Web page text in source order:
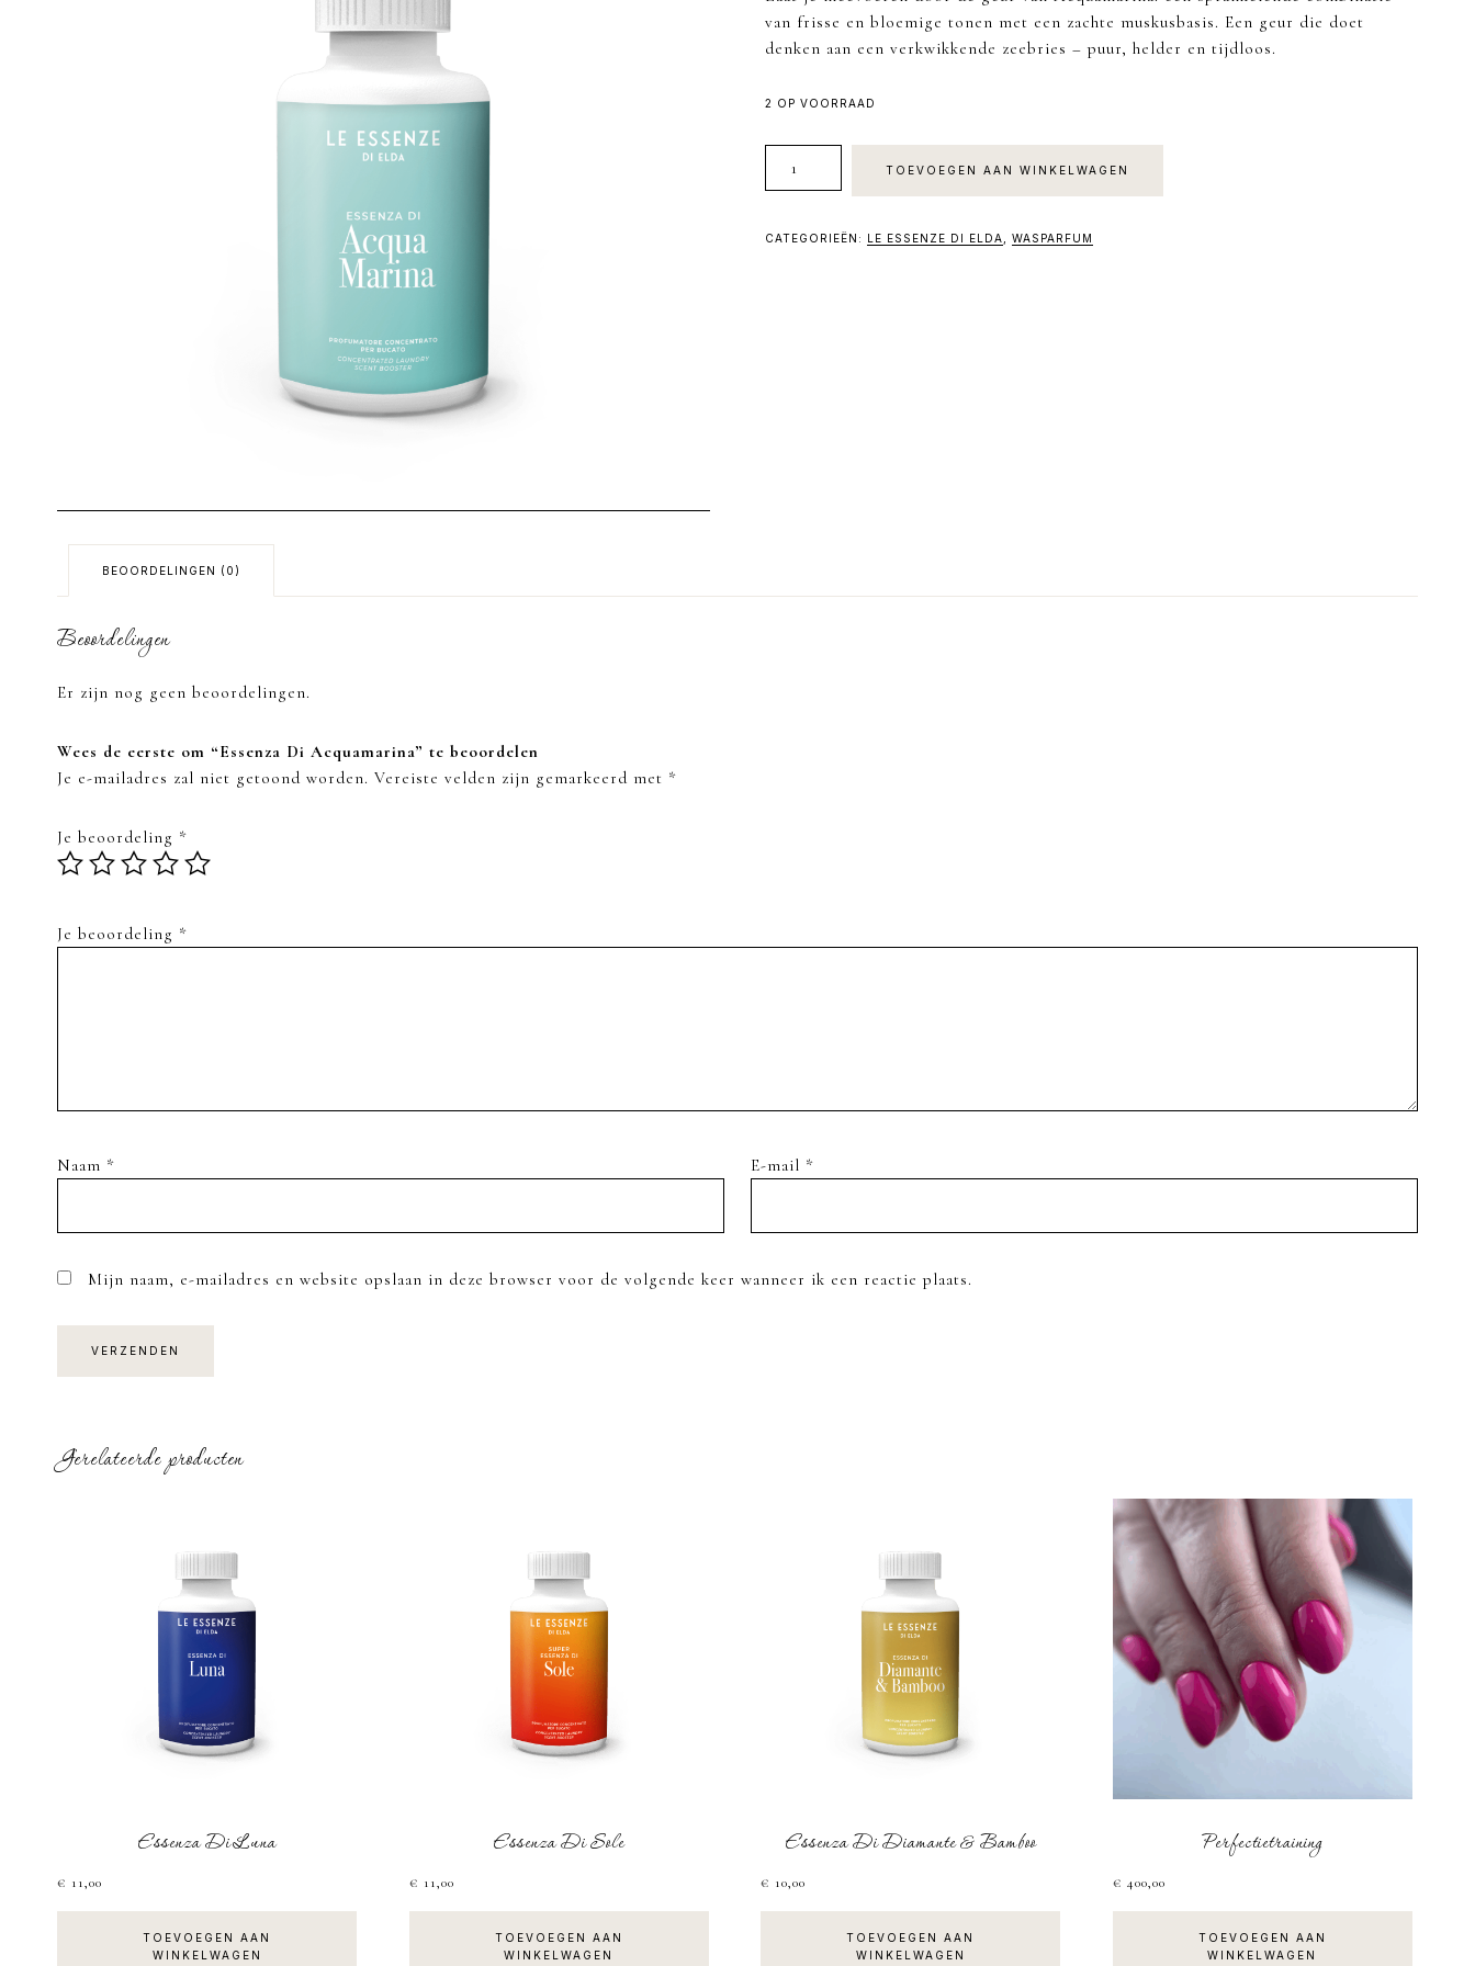
van frisse en bloemige tonen met een zachte muskusbasis. Een geur die doet
denken aan een verkwikkende zeebries – puur, helder en tijdloos.
2 OP VOORRAAD
aantal
TOEVOEGEN AAN WINKELWAGEN
CATEGORIEËN: LE ESSENZE DI ELDA WASPARFUM
BEOORDELINGEN (0)
Beoordelingen
Er zijn nog geen beoordelingen.
Wees de eerste om “Essenza Di Acquamarina” te beoordelen
Je e-mailadres zal niet getoond worden. Vereiste velden zijn gemarkeerd met *
Je beoordeling *
Je beoordeling *
Naam * E-mail *
Mijn naam, e-mailadres en website opslaan in deze browser voor de volgende keer wanneer ik een reactie plaats.
Gerelateerde producten
Essenza Di Luna
€ 11,00
TOEVOEGEN AAN
WINKELWAGEN
Essenza Di Sole
€ 11,00
TOEVOEGEN AAN
WINKELWAGEN
Essenza Di Diamante & Bamboo
€ 10,00
TOEVOEGEN AAN
WINKELWAGEN
Perfectietraining
€ 400,00
TOEVOEGEN AAN
WINKELWAGEN